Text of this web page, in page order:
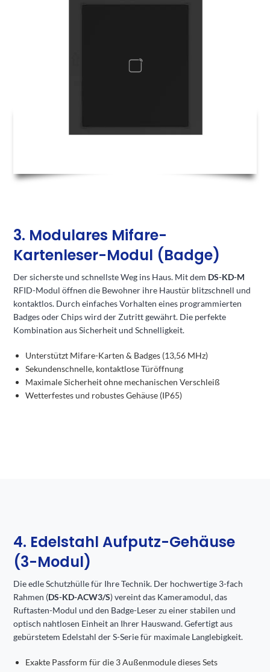
3. Modulares Mifare-
Kartenleser-Modul (Badge)
Der sicherste und schnellste Weg ins Haus. Mit dem DS-KD-M
RFID-Modul öffnen die Bewohner ihre Haustür blitzschnell und
kontaktlos. Durch einfaches Vorhalten eines programmierten
Badges oder Chips wird der Zutritt gewährt. Die perfekte
Kombination aus Sicherheit und Schnelligkeit.
Unterstützt Mifare-Karten & Badges (13,56 MHz)
Sekundenschnelle, kontaktlose Türöffnung
Maximale Sicherheit ohne mechanischen Verschleiß
Wetterfestes und robustes Gehäuse (IP65)
4. Edelstahl Aufputz-Gehäuse
(3-Modul)
Die edle Schutzhülle für Ihre Technik. Der hochwertige 3-fach
Rahmen (DS-KD-ACW3/S) vereint das Kameramodul, das
Ruftasten-Modul und den Badge-Leser zu einer stabilen und
optisch nahtlosen Einheit an Ihrer Hauswand. Gefertigt aus
gebürstetem Edelstahl der S-Serie für maximale Langlebigkeit.
Exakte Passform für die 3 Außenmodule dieses Sets